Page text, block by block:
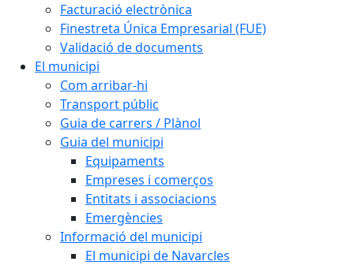
Facturació electrònica
Finestreta Única Empresarial (FUE)
Validació de documents
El municipi
Com arribar-hi
Transport públic
Guia de carrers / Plànol
Guia del municipi
Equipaments
Empreses i comerços
Entitats i associacions
Emergències
Informació del municipi
El municipi de Navarcles